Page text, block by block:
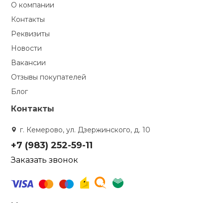
О компании
Контакты
Реквизиты
Новости
Вакансии
Отзывы покупателей
Блог
Контакты
г. Кемерово, ул. Дзержинского, д. 10
+7 (983) 252-59-11
Заказать звонок